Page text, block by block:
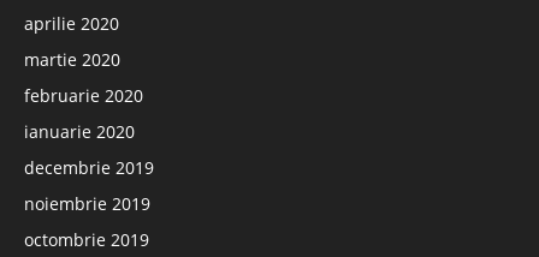
aprilie 2020
martie 2020
februarie 2020
ianuarie 2020
decembrie 2019
noiembrie 2019
octombrie 2019